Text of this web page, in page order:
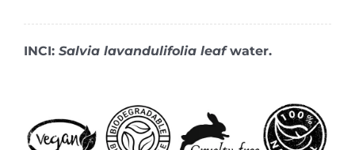
INCI: Salvia lavandulifolia leafwater.